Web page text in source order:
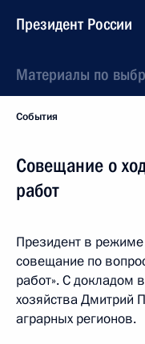
Президент России
Материалы по
События
Совещание о
работ
Президент в
совещание по
работ». С докладом
хозяйства Дмитрий
аграрных регионов.